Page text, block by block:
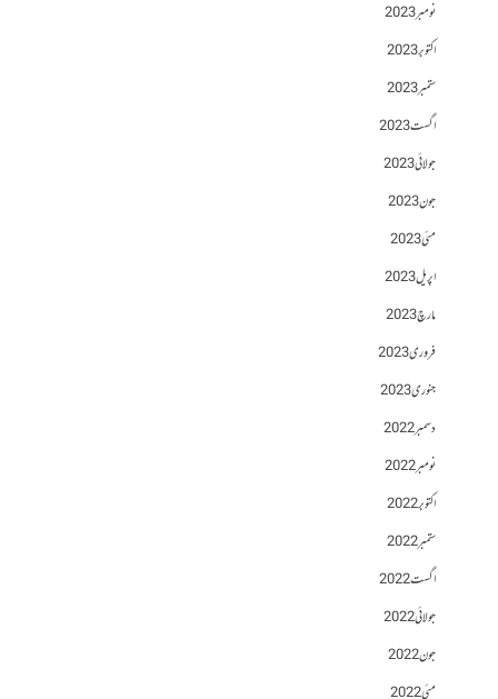
نومبر 2023
اکتوبر 2023
ستمبر 2023
اگست 2023
جولائی 2023
جون 2023
مئی 2023
اپریل 2023
مارچ 2023
فروری 2023
جنوری 2023
دسمبر 2022
نومبر 2022
اکتوبر 2022
ستمبر 2022
اگست 2022
جولائی 2022
جون 2022